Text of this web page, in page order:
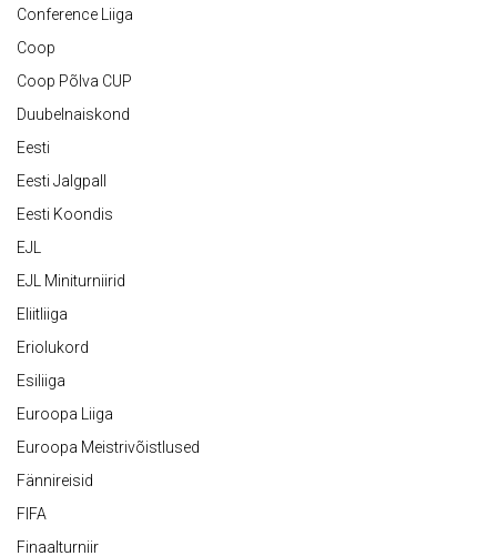
Conference Liiga
Coop
Coop Põlva CUP
Duubelnaiskond
Eesti
Eesti Jalgpall
Eesti Koondis
EJL
EJL Miniturniirid
Eliitliiga
Eriolukord
Esiliiga
Euroopa Liiga
Euroopa Meistrivõistlused
Fännireisid
FIFA
Finaalturniir